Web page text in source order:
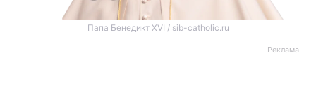
Папа Бенедикт XVI / sib-catholic.ru
Реклама